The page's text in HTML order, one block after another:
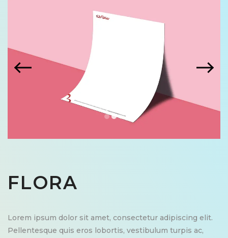
FLORA
Lorem ipsum dolor sit amet, consectetur adipiscing elit.
Pellentesque quis eros lobortis, vestibulum turpis ac,